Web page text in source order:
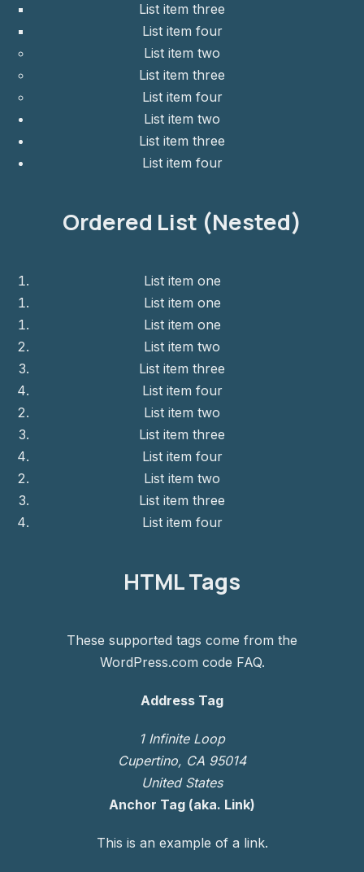
List item three
List item four
List item two
List item three
List item four
List item two
List item three
List item four
Ordered List (Nested)
List item one
List item one
List item one
List item two
List item three
List item four
List item two
List item three
List item four
List item two
List item three
List item four
HTML Tags
These supported tags come from the
WordPress.com code FAQ.
Address Tag
1 Infinite Loop
Cupertino, CA 95014
United States
Anchor Tag (aka. Link)
This is an example of a link.